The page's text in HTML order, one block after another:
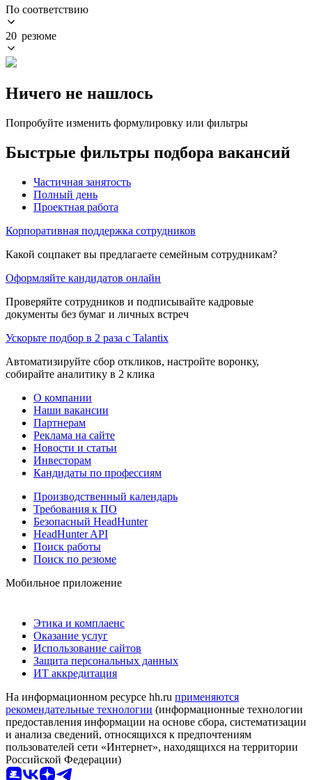
По соответствию
20 резюме
Ничего не нашлось
Попробуйте изменить формулировку или фильтры
Быстрые фильтры подбора вакансий
Частичная занятость
Полный день
Проектная работа
Корпоративная поддержка сотрудников
Какой соцпакет вы предлагаете семейным сотрудникам?
Оформляйте кандидатов онлайн
Проверяйте сотрудников и подписывайте кадровые
документы без бумаг и личных встреч
Ускорьте подбор в 2 раза с Talantix
Автоматизируйте сбор откликов, настройте воронку,
собирайте аналитику в 2 клика
О компании
Наши вакансии
Партнерам
Реклама на сайте
Новости и статьи
Инвесторам
Кандидаты по профессиям
Производственный календарь
Требования к ПО
Безопасный HeadHunter
HeadHunter API
Поиск работы
Поиск по резюме
Мобильное приложение
Этика и комплаенс
Оказание услуг
Использование сайтов
Защита персональных данных
ИТ аккредитация
На информационном ресурсе hh.ru применяются
рекомендательные технологии (информационные технологии
предоставления информации на основе сбора, систематизации
и анализа сведений, относящихся к предпочтениям
пользователей сети «Интернет», находящихся на территории
Российской Федерации)